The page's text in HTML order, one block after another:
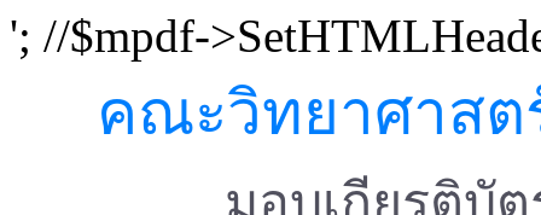
'; //$mpdf-
คณะวิทยาศาส
มอบเกียรติบั